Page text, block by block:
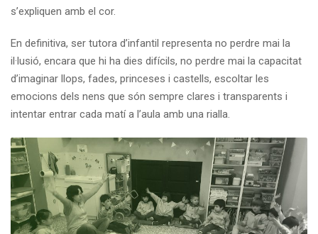
s’expliquen amb el cor.
En definitiva, ser tutora d’infantil representa no perdre mai la
il·lusió, encara que hi ha dies difícils, no perdre mai la capacitat
d’imaginar llops, fades, princeses i castells, escoltar les
emocions dels nens que són sempre clares i transparents i
intentar entrar cada matí a l’aula amb una rialla.